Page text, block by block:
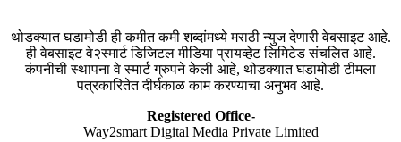
थोडक्यात घडामोडी ही कमीत कमी शब्दांमध्ये मराठी न्युज देणारी वेबसाइट आहे.
ही वेबसाइट वे२स्मार्ट डिजिटल मीडिया प्रायव्हेट लिमिटेड संचलित आहे.
कंपनीची स्थापना वे स्मार्ट ग्रुपने केली आहे, थोडक्यात घडामोडी टीमला
पत्रकारितेत दीर्घकाळ काम करण्याचा अनुभव आहे.
Registered Office-
Way2smart Digital Media Private Limited